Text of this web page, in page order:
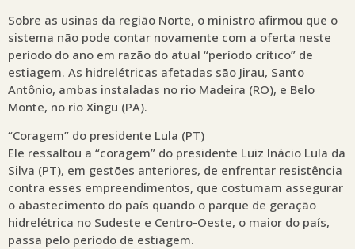
Sobre as usinas da região Norte, o ministro afirmou que o
sistema não pode contar novamente com a oferta neste
período do ano em razão do atual “período crítico” de
estiagem. As hidrelétricas afetadas são Jirau, Santo
Antônio, ambas instaladas no rio Madeira (RO), e Belo
Monte, no rio Xingu (PA).
“Coragem” do presidente Lula (PT)
Ele ressaltou a “coragem” do presidente Luiz Inácio Lula da
Silva (PT), em gestões anteriores, de enfrentar resistência
contra esses empreendimentos, que costumam assegurar
o abastecimento do país quando o parque de geração
hidrelétrica no Sudeste e Centro-Oeste, o maior do país,
passa pelo período de estiagem.